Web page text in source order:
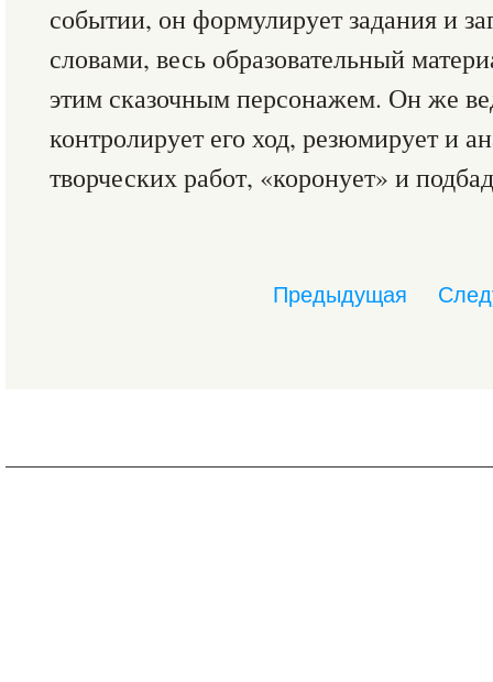
событии, он формулирует задания и
словами, весь образовательный
этим сказочным персонажем. Он же
контролирует его ход, резюмирует и
творческих работ, «коронует» и
Предыдущая